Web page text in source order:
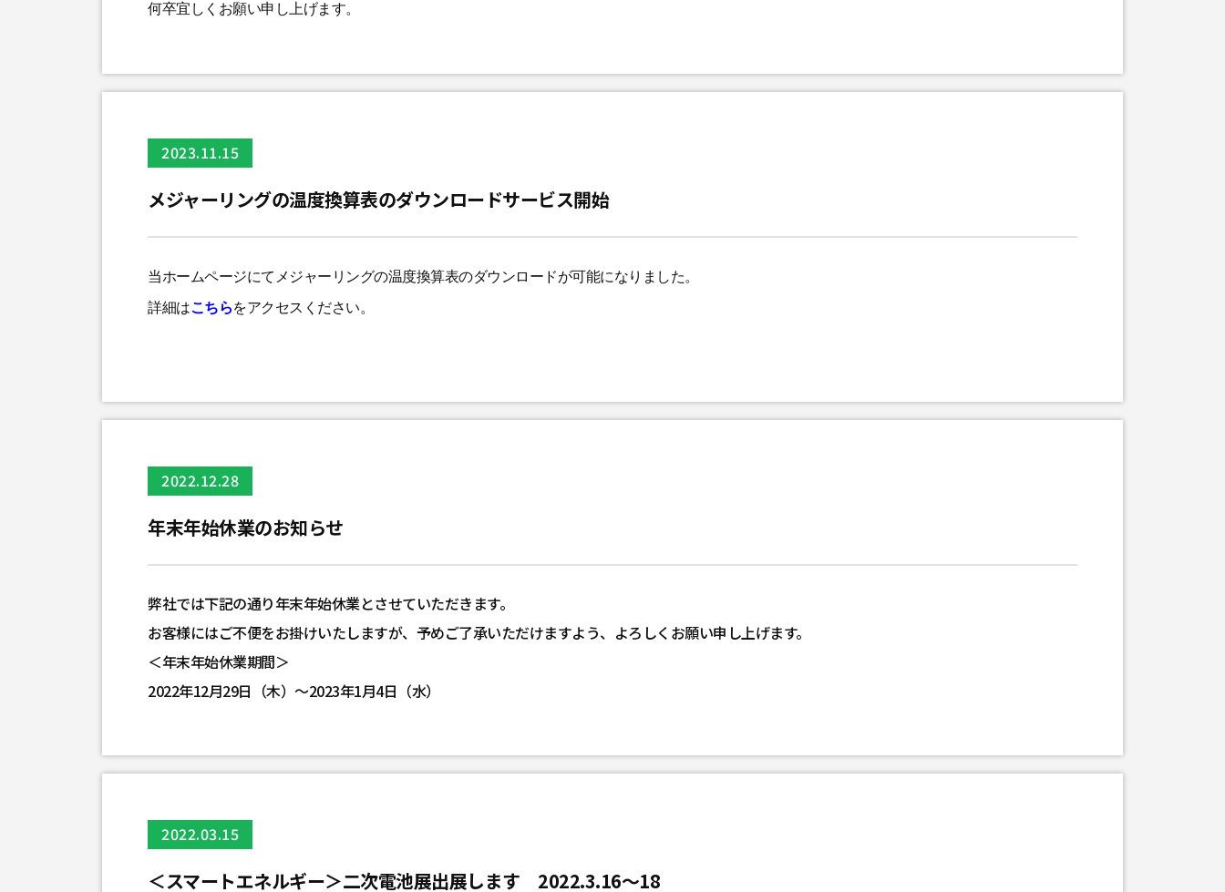
何卒宜しくお願い申し上げます。
2023.11.15
メジャーリングの温度換算表のダウンロードサービス開始
当ホームページにてメジャーリングの温度換算表のダウンロードが可能になりました。
詳細はこちらをアクセスください。
2022.12.28
年末年始休業のお知らせ
弊社では下記の通り年末年始休業とさせていただきます。
お客様にはご不便をお掛けいたしますが、予めご了承いただけますよう、よろしくお願い申し上げます。
＜年末年始休業期間＞
2022年12月29日（木）～2023年1月4日（水）
2022.03.15
＜スマートエネルギー＞二次電池展出展します 2022.3.16～18